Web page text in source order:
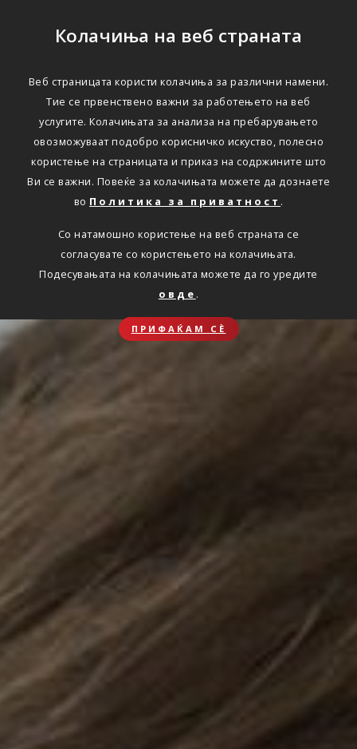
Колачиња на веб страната
Веб страницата користи колачиња за различни намени.
Тие се првенствено важни за работењето на веб
услугите. Колачињата за анализа на пребарувањето
овозможуваат подобро корисничко искуство, полесно
користење на страницата и приказ на содржините што
Ви се важни. Повеќе за колачињата можете да дознаете
во Политика за приватност .
Со натамошно користење на веб страната се
согласувате со користењето на колачињата.
Подесувањата на колачињата можете да го уредите
овде .
ПРИФАЌАМ СЀ